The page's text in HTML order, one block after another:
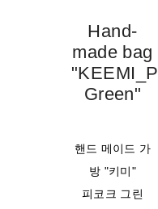
Hand-
made bag
Green"
핸드 메이드 가
방 "키미"
피코크 그린